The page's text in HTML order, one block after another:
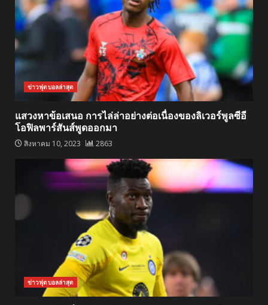
ข่าวฟุตบอลล่าสุด
แสวงหาข้อเสนอ การไล่ล่าอย่างต่อเนื่องของลิเวอร์พูลซีอี
โอฟิลพาร์สันส์พูดออกมา
สิงหาคม 10, 2023 2863
ข่าวฟุตบอลล่าสุด